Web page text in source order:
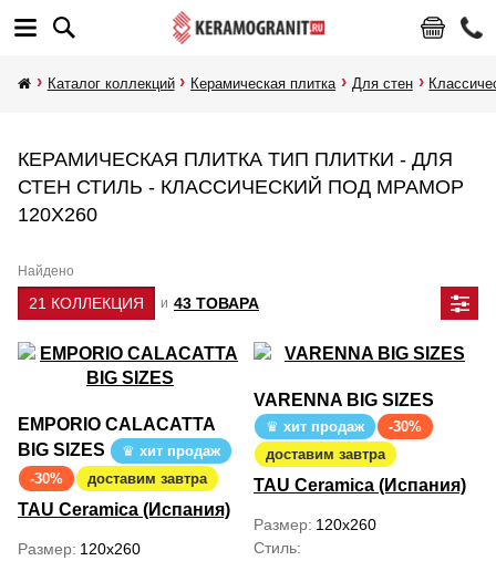
Каталог коллекций Керамическая плитка Для стен
КЕРАМИЧЕСКАЯ ПЛИТКА ТИП ПЛИТКИ - ДЛЯ
СТЕН СТИЛЬ - КЛАССИЧЕСКИЙ ПОД МРАМОР
120Х260
Найдено
21 КОЛЛЕКЦИЯ и 43 ТОВАРА
EMPORIO CALACATTA
BIG SIZES
хит продаж
-30%
доставим завтра
TAU Ceramica (Испания)
Размер 120x260
VARENNA BIG SIZES
хит продаж
-30%
доставим завтра
TAU Ceramica (Испания)
Размер 120x260
Стиль